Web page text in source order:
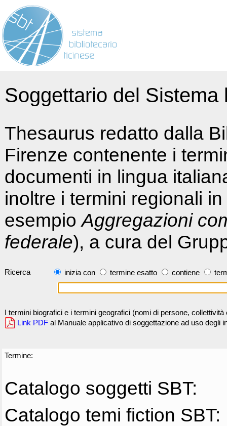
Soggettario del
Thesaurus redatto dalla
Firenze contenente i
documenti in lingua
inoltre i termini regionali
esempioAggregazioni
federale), a cura del
Ricerca inizia con termine esatto contiene
I termini biografici e i termini geografici (nomi di persone,
Link PDF al Manuale applicativo di soggettazione ad uso degli
Termine:
Catalogo soggetti SBT:
Catalogo temi fiction SBT: